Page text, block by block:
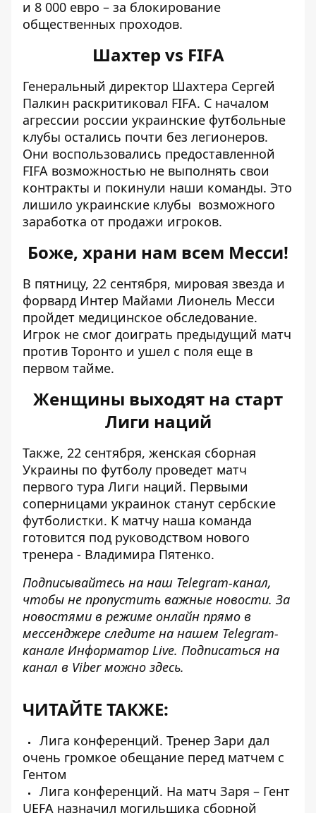
и 8 000 евро – за блокирование
общественных проходов.
Шахтер vs FIFA
Генеральный директор Шахтера Сергей
Палкин раскритиковал FIFA. С началом
агрессии россии украинские футбольные
клубы остались почти без легионеров.
Они воспользовались предоставленной
FIFA возможностью не выполнять свои
контракты и покинули наши команды. Это
лишило украинские клубы возможного
заработка от продажи игроков.
Боже, храни нам всем Месси!
В пятницу, 22 сентября, мировая звезда и
форвард Интер Майами Лионель Месси
пройдет медицинское обследование.
Игрок не смог доиграть предыдущий матч
против Торонто и ушел с поля еще в
первом тайме.
Женщины выходят на старт
Лиги наций
Также, 22 сентября, женская сборная
Украины по футболу проведет матч
первого тура Лиги наций. Первыми
соперницами украинок станут сербские
футболистки. К матчу наша команда
готовится под руководством нового
тренера - Владимира Пятенко.
Подписывайтесь на наш Telegram-канал,
чтобы не пропустить важные новости. За
новостями в режиме онлайн прямо в
мессенджере следите на нашем Telegram-
канале Информатор Live. Подписаться на
канал в Viber можно здесь.
ЧИТАЙТЕ ТАКЖЕ:
Лига конференций. Тренер Зари дал
очень громкое обещание перед матчем с
Гентом
Лига конференций. На матч Заря – Гент
UEFA назначил могильщика сборной